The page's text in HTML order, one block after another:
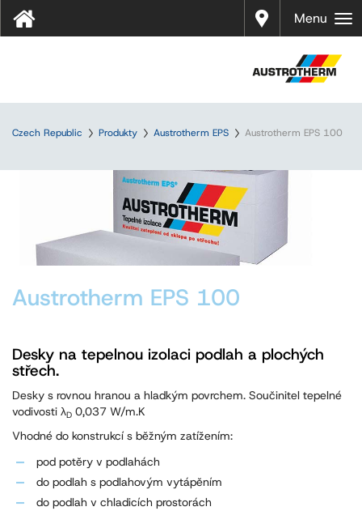
Prodej
Menu
Czech Republic Produkty Austrotherm EPS Austrotherm EPS 100
Austrotherm EPS 100
Desky na tepelnou izolaci podlah a plochých
střech.
Desky s rovnou hranou a hladkým povrchem. Součinitel tepelné
vodivosti λD 0,037 W/m.K
Vhodné do konstrukcí s běžným zatížením:
pod potěry v podlahách
do podlah s podlahovým vytápěním
do podlah v chladicích prostorách